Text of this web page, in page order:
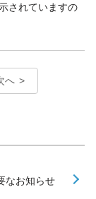
されていますの
へ
なお知らせ